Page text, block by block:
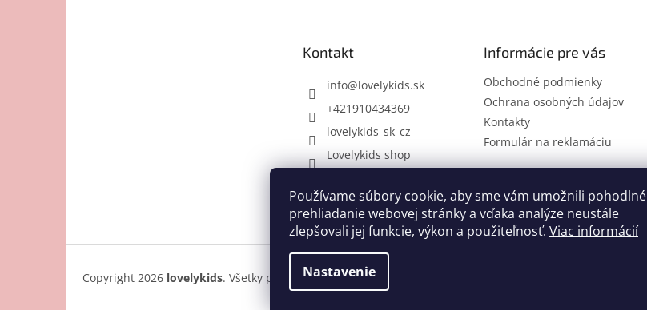
Používame súbory cookie, aby sme vám umožnili pohodlné
prehliadanie webovej stránky a vďaka analýze neustále
zlepšovali jej funkcie, výkon a použiteľnosť. Viac informácií
Nastavenie
Kontakt
info@lovelykids.sk
+421910434369
lovelykids_sk_cz
Lovelykids shop
Informácie pre vás
Obchodné podmienky
Ochrana osobných údajov
Kontakty
Formulár na reklamáciu
Kontakty Novinky
Copyright 2026 lovelykids. Všetky práva vyhradené.